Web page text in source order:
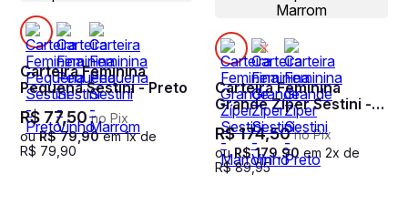
Carteira Feminina
Pequena Sestini - Preto
R$ 77,50no Pix
ouR$ 79,90em1x de
R$ 79,90
Carteira Feminina
Grande Zíper Sestini -
Marrom
R$174,50no Pix
ouR$ 179,90em 2x de
R$ 89,95